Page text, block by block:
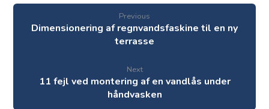
Previous
Dimensionering af regnvandsfaskine til en ny
terrasse
Next
11 fejl ved montering af en vandlås under
håndvasken